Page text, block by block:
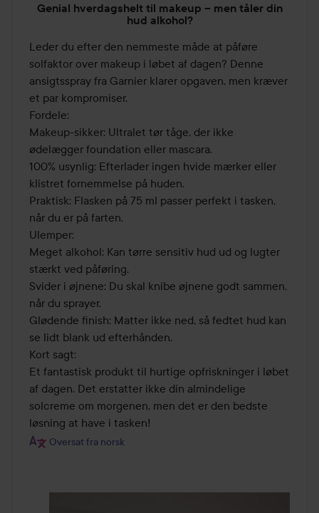
4
af
5
Genial hverdagshelt til makeup – men tåler din
hud alkohol?
Leder du efter den nemmeste måde at påføre
solfaktor over makeup i løbet af dagen? Denne
ansigtsspray fra Garnier klarer opgaven, men kræver
et par kompromiser.
Fordele:
Makeup-sikker: Ultralet tør tåge, der ikke
ødelægger foundation eller mascara.
100% usynlig: Efterlader ingen hvide mærker eller
klistret fornemmelse på huden.
Praktisk: Flasken på 75 ml passer perfekt i tasken,
når du er på farten.
Ulemper:
Meget alkohol: Kan tørre sensitiv hud ud og lugter
stærkt ved påføring.
Svider i øjnene: Du skal knibe øjnene godt sammen,
når du sprayer.
Glødende finish: Matter ikke ned, så fedtet hud kan
se lidt blank ud efterhånden.
Kort sagt:
Et fantastisk produkt til hurtige opfriskninger i løbet
af dagen. Det erstatter ikke din almindelige
solcreme om morgenen, men det er den bedste
løsning at have i tasken!
Oversat fra norsk